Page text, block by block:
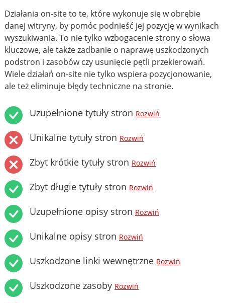
Działania on-site to te, które wykonuje się w obrębie
danej witryny, by pomóc podnieść jej pozycję w wynikach
wyszukiwania. To nie tylko wzbogacenie strony o słowa
kluczowe, ale także zadbanie o naprawę uszkodzonych
podstron i zasobów czy usunięcie pętli przekierowań.
Wiele działań on-site nie tylko wspiera pozycjonowanie,
ale też eliminuje błędy techniczne na stronie.
Uzupełnione tytuły stron Rozwiń
Unikalne tytuły stron Rozwiń
Zbyt krótkie tytuły stron Rozwiń
Zbyt długie tytuły stron Rozwiń
Uzupełnione opisy stron Rozwiń
Unikalne opisy stron Rozwiń
Uszkodzone linki wewnętrzne Rozwiń
Uszkodzone zasoby Rozwiń